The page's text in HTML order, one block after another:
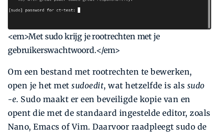
<em>Met sudo krijg je rootrechten met je
gebruikerswachtwoord.</em>
Om een bestand met rootrechten te bewerken,
open je het met sudoedit, wat hetzelfde is als sudo
-e. Sudo maakt er een beveiligde kopie van en
opent die met de standaard ingestelde editor, zoals
Nano, Emacs of Vim. Daarvoor raadpleegt sudo de